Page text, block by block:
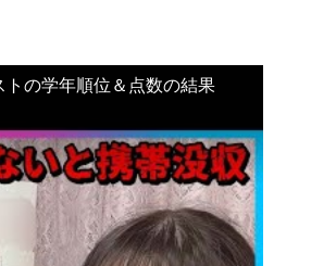
トの学年順位＆点数の結果